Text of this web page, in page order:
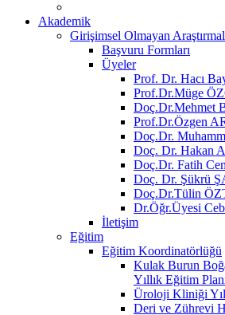
Akademik
Girişimsel Olmayan
Başvuru Formları
Üyeler
Prof. Dr. Hacı
Prof.Dr.Müge
Doç.Dr.Mehmet
Prof.Dr.Özgen
Doç.Dr.
Doç. Dr. Hakan
Doç.Dr. Fatih
Doç. Dr. Şükrü
Doç.Dr.Tülin
Dr.Öğr.Üyesi
İletişim
Eğitim
Eğitim Koordinatörlüğü
Kulak Burun
Yıllık Eğitim
Üroloji Kliniği
Deri ve Zührevi